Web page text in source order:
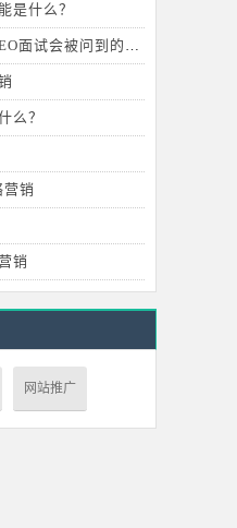
是什么？
SEO新手不知道每天做什么?SEO面试会被问到的问题
么？
营销
销
网站推广